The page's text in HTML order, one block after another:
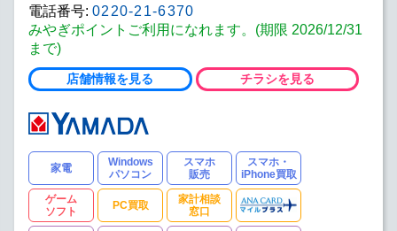
電話番号: 0220-21-6370
みやぎポイントご利用になれます。(期限 2026/12/31
まで)
店舗情報を見る チラシを見る
家電
Windows
パソコン
スマホ
販売
スマホ・
iPhone買取
ゲーム
ソフト
PC買取
家計相談
窓口